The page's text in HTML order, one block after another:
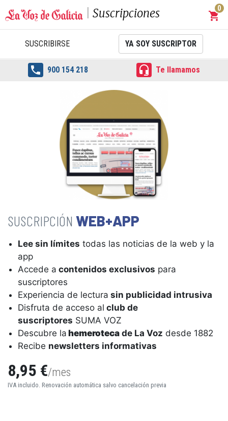
Suscripciones shopping_cart
0
SUSCRIBIRSE YA SOY SUSCRIPTOR
 900 154 218  Te llamamos
WEB+APP
Lee sin límites todas las noticias de la web y la
app
Accede a contenidos exclusivos para
suscriptores
Experiencia de lectura sin publicidad intrusiva
Disfruta de acceso al club de
suscriptores SUMA VOZ
Descubre la hemeroteca de La Voz desde 1882
Recibe newsletters informativas
8,95 €/mes
IVA incluido. Renovación automática salvo cancelación previa